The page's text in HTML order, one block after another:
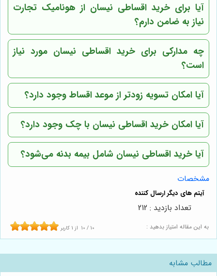
آیا برای خرید اقساطی نیسان از هونامیک تجارت
نیاز به ضامن دارم؟
چه مدارکی برای خرید اقساطی نیسان مورد نیاز
است؟
آیا امکان تسویه زودتر از موعد اقساط وجود دارد؟
آیا امکان خرید اقساطی نیسان با چک وجود دارد؟
آیا خرید اقساطی نیسان شامل بیمه بدنه می‌شود؟
مشخصات
به این مقاله امتیاز بدهید : 10 / 10 از 1 کاربر
تعداد بازدید : 212
مطالب مشابه